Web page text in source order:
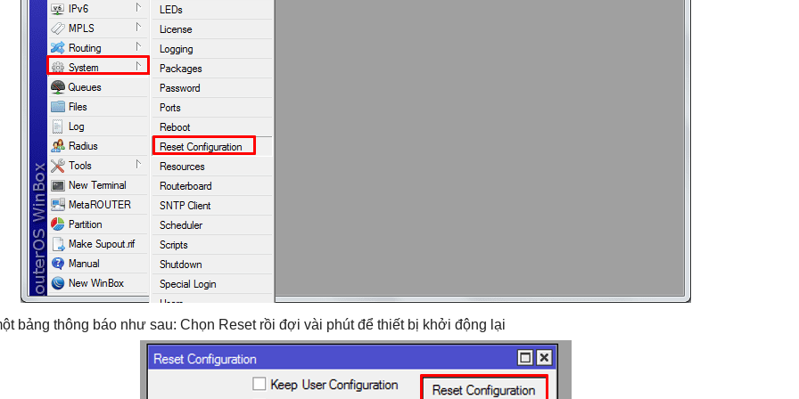
bảng thông báo như sau: Chọn Reset rồi đợi vài phút để thiết bị khởi động lại